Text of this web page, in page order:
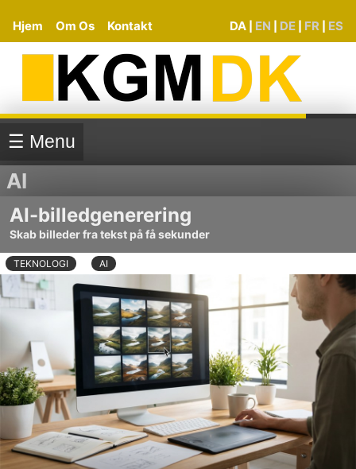
Hjem Om Os Kontakt DA EN DE FR ES
☰ Menu
AI
AI-billedgenerering
Skab billeder fra tekst på få sekunder
TEKNOLOGI AI